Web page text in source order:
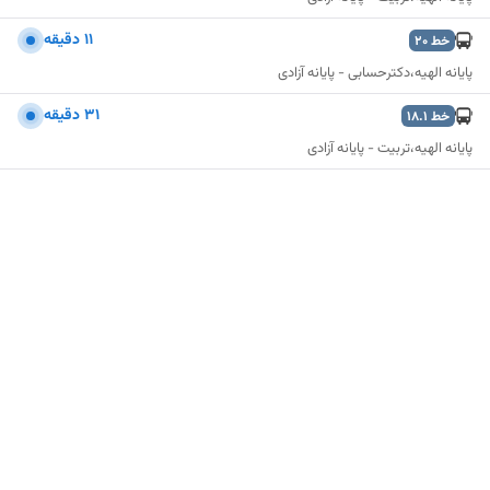
خط20 ۱۱ دقیقه
پایانه الهیه،دکترحسابی - پایانه آزادی
خط 18.1 ۳۱ دقیقه
پایانه الهیه،تربیت - پایانه آزادی